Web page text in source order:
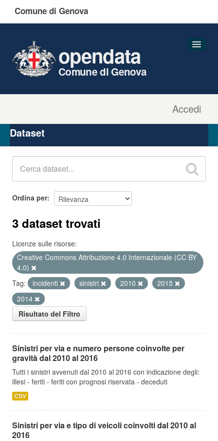
Comune di Genova
Accedi
opendata
Comune di Genova
Organizzazioni
Gruppi
Dataset
Ordina per
3 dataset trovati
Licenze sulle risorse:
Creative Commons Attribuzione 4.0 Internazionale (CC BY
4.0)
Tag:
incidenti sinistri 2010
2015
2014
Risultato del Filtro
Sinistri per via e numero persone coinvolte per
gravità dal 2010 al 2016
Tutti i sinistri avvenuti dal 2010 al 2016 con indicazione degli:
illesi - feriti - feriti con prognosi riservata - deceduti
CSV
Sinistri per via e tipo di veicoli coinvolti dal 2010 al
2016